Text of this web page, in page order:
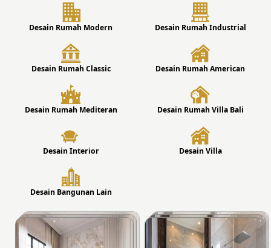
Desain Rumah Modern Desain Rumah Industrial
Desain Rumah Classic Desain Rumah American
Desain Rumah Mediteran Desain Rumah Villa Bali
Desain Interior Desain Villa
Desain Bangunan Lain